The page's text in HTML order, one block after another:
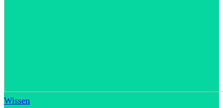
Wissen